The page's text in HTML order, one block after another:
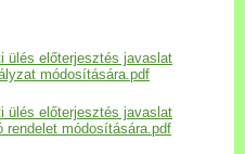
ülés előterjesztés javaslat
módosítására.pdf
ülés előterjesztés javaslat
rendelet módosítására.pdf